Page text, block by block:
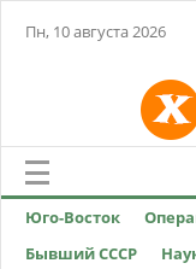
Пн, 10 августа 2026
Юго-Восток
Бывший СССР